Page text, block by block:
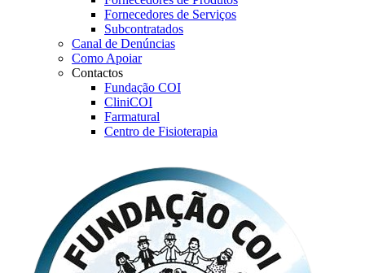
Fornecedores de Serviços
Subcontratados
Canal de Denúncias
Como Apoiar
Contactos
Fundação COI
CliniCOI
Farmatural
Centro de Fisioterapia